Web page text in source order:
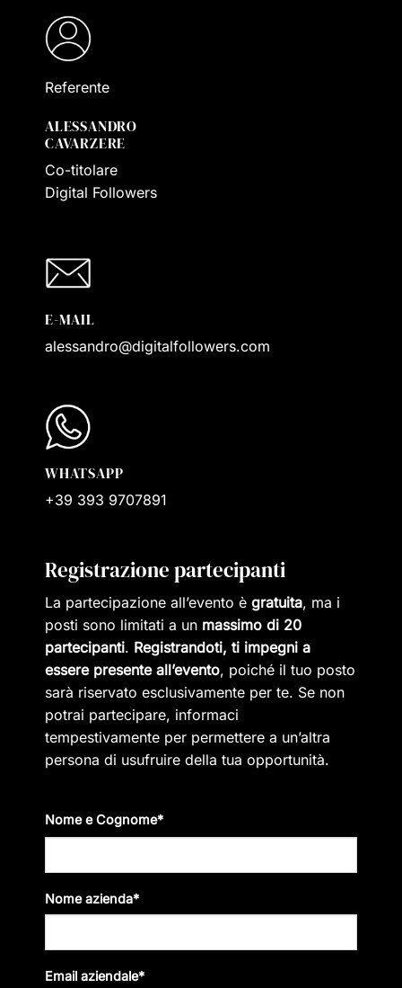
Referente
ALESSANDRO
CAVARZERE
Co-titolare
Digital Followers
E-MAIL
alessandro@digitalfollowers.com
WHATSAPP
+39 393 9707891
Registrazione partecipanti
La partecipazione all’evento è gratuita, ma i
posti sono limitati a un massimo di 20
partecipanti. Registrandoti, ti impegni a
essere presente all’evento, poiché il tuo posto
sarà riservato esclusivamente per te. Se non
potrai partecipare, informaci
tempestivamente per permettere a un’altra
persona di usufruire della tua opportunità.
Nome e Cognome*
lasciare
questo
campo.
Nome azienda*
Email aziendale*